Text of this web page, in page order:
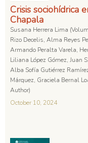
Crisis sociohídrica
Chapala
Susana Herrera Lima
Rizo Decelis, Alma Reyes
Armando Peralta Varela,
Liliana López Gómez, Juan
Alba Sofía Gutiérrez
Márquez, Graciela Bernal
Author)
October 10, 2024